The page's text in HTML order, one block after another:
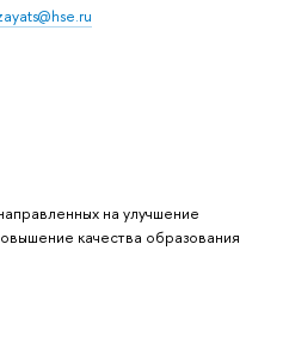
на улучшение
качества образования